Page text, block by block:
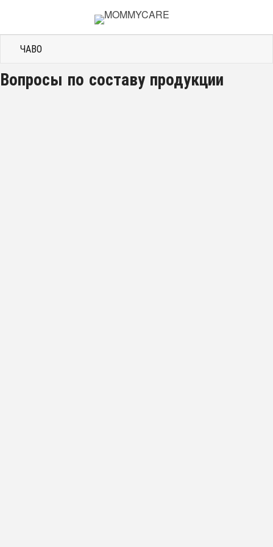
ЧАВО
Вопросы по составу продукции